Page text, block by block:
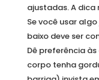
ajustadas. A dica
Se você usar
baixo deve ser
Dê preferência às
corpo tenha